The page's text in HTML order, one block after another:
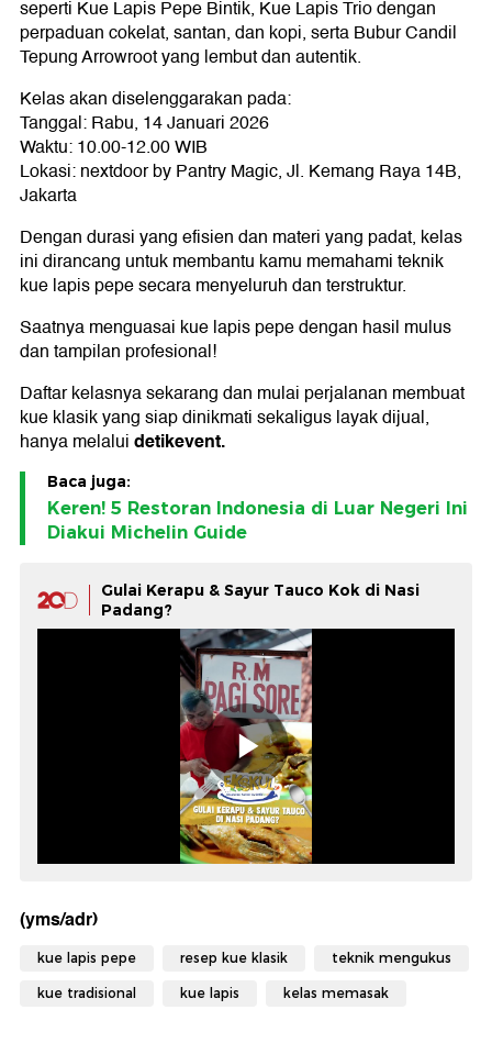
seperti Kue Lapis Pepe Bintik, Kue Lapis Trio dengan
perpaduan cokelat, santan, dan kopi, serta Bubur Candil
Tepung Arrowroot yang lembut dan autentik.
Kelas akan diselenggarakan pada:
Tanggal: Rabu, 14 Januari 2026
Waktu: 10.00-12.00 WIB
Lokasi: nextdoor by Pantry Magic, Jl. Kemang Raya 14B,
Jakarta
Dengan durasi yang efisien dan materi yang padat, kelas
ini dirancang untuk membantu kamu memahami teknik
kue lapis pepe secara menyeluruh dan terstruktur.
Saatnya menguasai kue lapis pepe dengan hasil mulus
dan tampilan profesional!
Daftar kelasnya sekarang dan mulai perjalanan membuat
kue klasik yang siap dinikmati sekaligus layak dijual,
hanya melaluidetikevent.
Baca juga:
Keren! 5 Restoran Indonesia di Luar Negeri Ini
Diakui Michelin Guide
Gulai Kerapu & Sayur Tauco Kok di Nasi
Padang?
(yms/adr)
kue lapis pepe resep kue klasik teknik mengukus
kue tradisional kue lapis kelas memasak